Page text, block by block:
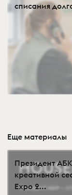
списания
Еще материалы
Президент
креативной
Expo 2...